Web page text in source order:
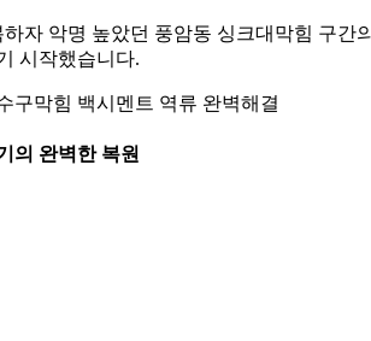
자 악명 높았던 풍암동 싱크대막힘 구간
시작했습니다.
구막힘 백시멘트 역류 완벽해결
의 완벽한 복원